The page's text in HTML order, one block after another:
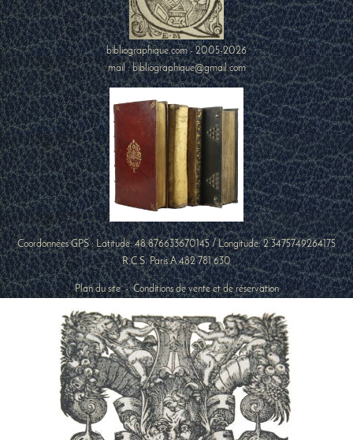
bibliographique.com - 2005-2026
mail : bibliographique@gmail.com
Coordonnées GPS : Latitude:48.876633670145/ Longitude:2.3475749264175
R.C.S. Paris A 482 781 630
Plan du site-Conditions de vente et de réservation